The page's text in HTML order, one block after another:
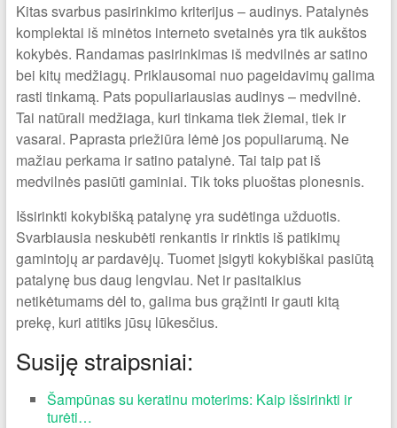
Kitas svarbus pasirinkimo kriterijus – audinys. Patalynės
komplektai iš minėtos interneto svetainės yra tik aukštos
kokybės. Randamas pasirinkimas iš medvilnės ar satino
bei kitų medžiagų. Priklausomai nuo pageidavimų galima
rasti tinkamą. Pats populiariausias audinys – medvilnė.
Tai natūrali medžiaga, kuri tinkama tiek žiemai, tiek ir
vasarai. Paprasta priežiūra lėmė jos populiarumą. Ne
mažiau perkama ir satino patalynė. Tai taip pat iš
medvilnės pasiūti gaminiai. Tik toks pluoštas plonesnis.
Išsirinkti kokybišką patalynę yra sudėtinga užduotis.
Svarbiausia neskubėti renkantis ir rinktis iš patikimų
gamintojų ar pardavėjų. Tuomet įsigyti kokybiškai pasiūtą
patalynę bus daug lengviau. Net ir pasitaikius
netikėtumams dėl to, galima bus grąžinti ir gauti kitą
prekę, kuri atitiks jūsų lūkesčius.
Susiję straipsniai:
Šampūnas su keratinu moterims: Kaip išsirinkti ir
turėti…